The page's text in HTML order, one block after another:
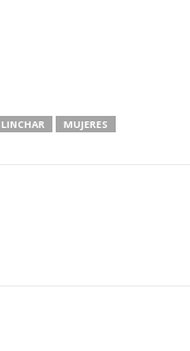
LINCHAR
MUJERES